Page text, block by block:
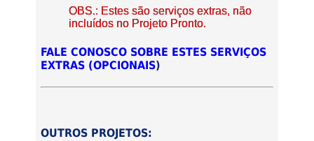
OBS.: Estes são serviços extras, não
incluídos no Projeto Pronto.
FALE CONOSCO SOBRE ESTES SERVIÇOS
EXTRAS (OPCIONAIS)
OUTROS PROJETOS: